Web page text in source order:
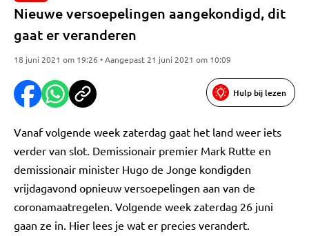
Nieuwe versoepelingen aangekondigd, dit
gaat er veranderen
18 juni 2021 om 19:26 • Aangepast 21 juni 2021 om 10:09
Hulp bij lezen
Vanaf volgende week zaterdag gaat het land weer iets
verder van slot. Demissionair premier Mark Rutte en
demissionair minister Hugo de Jonge kondigden
vrijdagavond opnieuw versoepelingen aan van de
coronamaatregelen. Volgende week zaterdag 26 juni
gaan ze in. Hier lees je wat er precies verandert.